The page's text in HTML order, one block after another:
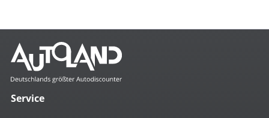
Mehr anzeigen
Komfort
2- Zonen Klimaautomatik
4x el. Fensterheber
Service